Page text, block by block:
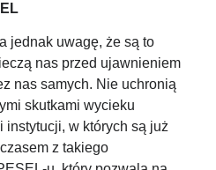
jednak uwagę, że są to
nas przed ujawnieniem
nas samych. Nie uchronią
skutkami wycieku
instytucji, w których są już
z takiego